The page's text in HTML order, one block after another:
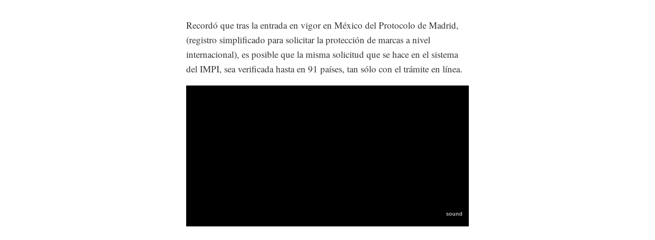
Recordó que tras la entrada en vigor en México del Protocolo de Madrid,
(registro simplificado para solicitar la protección de marcas a nivel
internacional), es posible que la misma solicitud que se hace en el sistema
del IMPI, sea verificada hasta en 91 países, tan sólo con el trámite en línea.